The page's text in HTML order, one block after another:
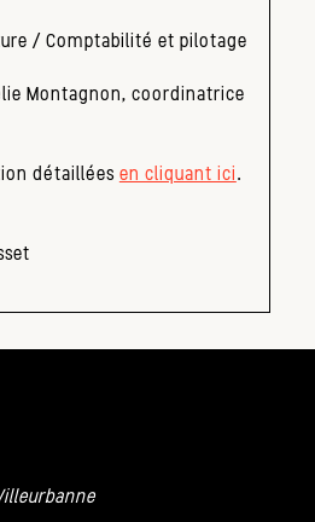
/ Comptabilité et pilotage
Montagnon, coordinatrice
détaillées en cliquant ici.